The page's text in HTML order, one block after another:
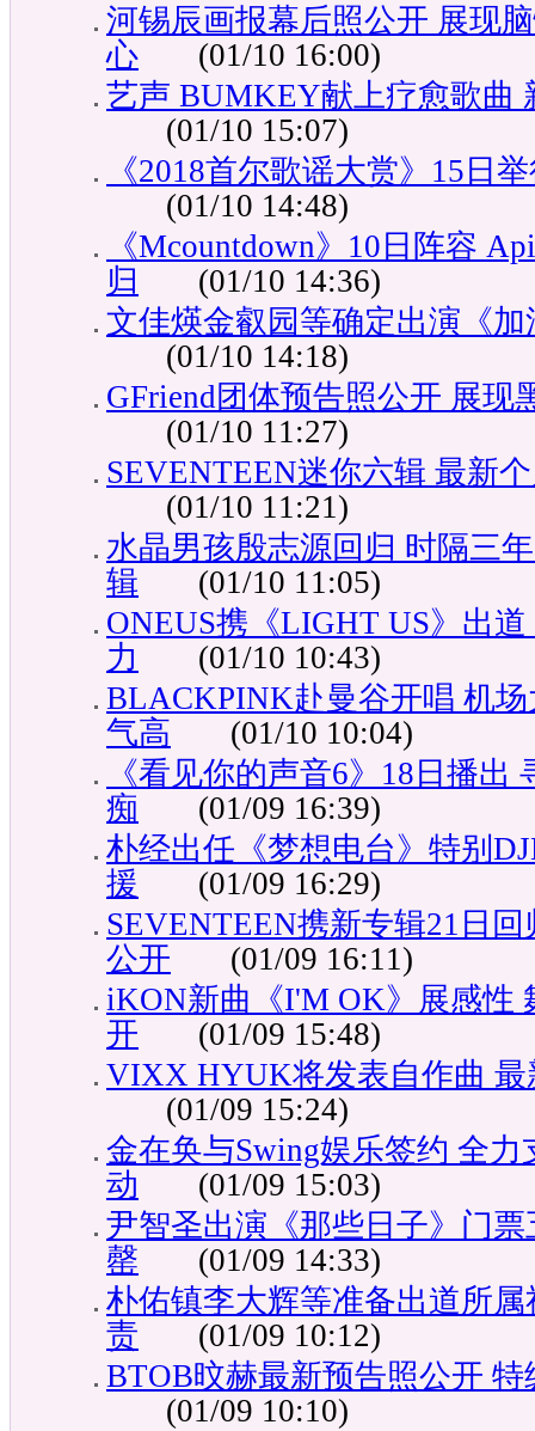
河锡辰画报幕后照公开 展现
心
(01/10 16:00)
艺声 BUMKEY献上疗愈歌曲
(01/10 15:07)
《2018首尔歌谣大赏》15日
(01/10 14:48)
《Mcountdown》10日阵容
归
(01/10 14:36)
文佳煐金叡园等确定出演《
(01/10 14:18)
GFriend团体预告照公开 展现
(01/10 11:27)
SEVENTEEN迷你六辑 最新
(01/10 11:21)
水晶男孩殷志源回归 时隔三
辑
(01/10 11:05)
ONEUS携《LIGHT US》出
力
(01/10 10:43)
BLACKPINK赴曼谷开唱 机
气高
(01/10 10:04)
《看见你的声音6》18日播出
痴
(01/09 16:39)
朴经出任《梦想电台》特别
援
(01/09 16:29)
SEVENTEEN携新专辑21日
公开
(01/09 16:11)
iKON新曲《I'M OK》展感性
开
(01/09 15:48)
VIXX HYUK将发表自作曲 最
(01/09 15:24)
金在奂与Swing娱乐签约 全力
动
(01/09 15:03)
尹智圣出演《那些日子》门
罄
(01/09 14:33)
朴佑镇李大辉等准备出道所
责
(01/09 10:12)
BTOB旼赫最新预告照公开
(01/09 10:10)